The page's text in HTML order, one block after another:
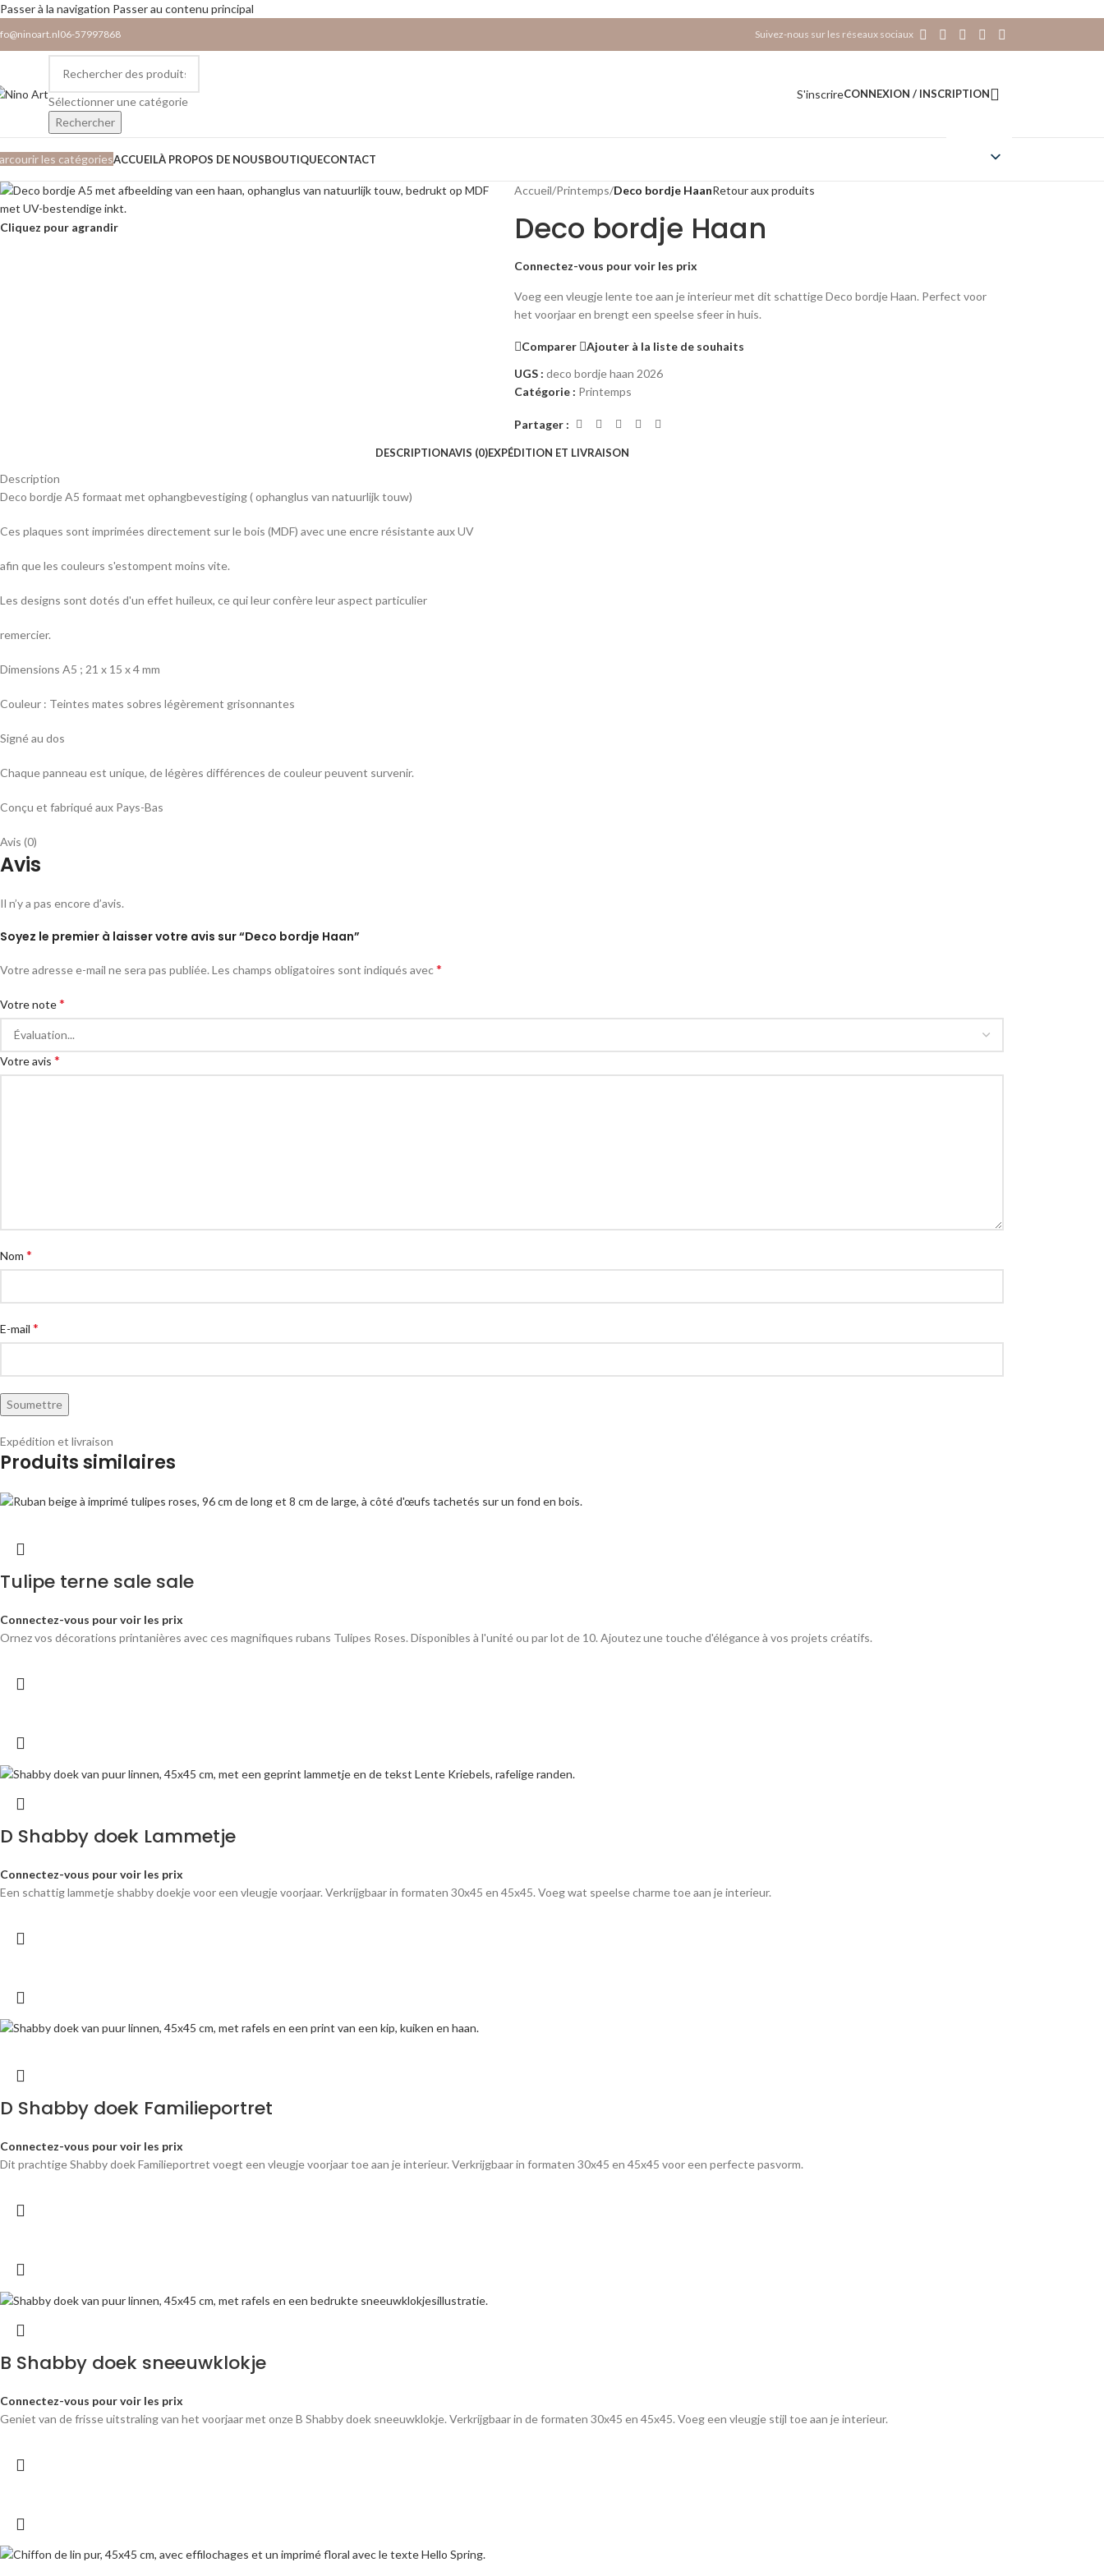
Passer à la navigation Passer au contenu principal
06-57997868 Suivez-nous sur les réseaux sociaux
Sélectionner une catégorie
Rechercher
S'inscrireCONNEXION / INSCRIPTION
les catégoriesACCUEILÀ PROPOS DE NOUSBOUTIQUECONTACT
Cliquez pour agrandir
Accueil/Printemps/Deco bordje HaanRetour aux produits
Deco bordje Haan
Connectez-vous pour voir les prix
Voeg een vleugje lente toe aan je interieur met dit schattige Deco bordje Haan. Perfect voor
het voorjaar en brengt een speelse sfeer in huis.
Comparer
Ajouter à la liste de souhaits
UGS : deco bordje haan 2026
Catégorie : Printemps
Partager :
DESCRIPTIONAVIS (0)EXPÉDITION ET LIVRAISON
Description
Deco bordje A5 formaat met ophangbevestiging ( ophanglus van natuurlijk touw)
Ces plaques sont imprimées directement sur le bois (MDF) avec une encre résistante aux UV
afin que les couleurs s'estompent moins vite.
Les designs sont dotés d'un effet huileux, ce qui leur confère leur aspect particulier
remercier.
Dimensions A5 ; 21 x 15 x 4 mm
Couleur : Teintes mates sobres légèrement grisonnantes
Signé au dos
Chaque panneau est unique, de légères différences de couleur peuvent survenir.
Conçu et fabriqué aux Pays-Bas
Avis (0)
Avis
Il n’y a pas encore d’avis.
Soyez le premier à laisser votre avis sur “Deco bordje Haan”
Votre adresse e-mail ne sera pas publiée. Les champs obligatoires sont indiqués avec*
Votre note*
Votre avis *
Nom *
E-mail *
Expédition et livraison
Produits similaires
Tulipe terne sale sale
Connectez-vous pour voir les prix
Ornez vos décorations printanières avec ces magnifiques rubans Tulipes Roses. Disponibles à l'unité ou par lot de 10. Ajoutez une touche d'élégance à vos projets créatifs.
D Shabby doek Lammetje
Connectez-vous pour voir les prix
Een schattig lammetje shabby doekje voor een vleugje voorjaar. Verkrijgbaar in formaten 30x45 en 45x45. Voeg wat speelse charme toe aan je interieur.
D Shabby doek Familieportret
Connectez-vous pour voir les prix
Dit prachtige Shabby doek Familieportret voegt een vleugje voorjaar toe aan je interieur. Verkrijgbaar in formaten 30x45 en 45x45 voor een perfecte pasvorm.
B Shabby doek sneeuwklokje
Connectez-vous pour voir les prix
Geniet van de frisse uitstraling van het voorjaar met onze B Shabby doek sneeuwklokje. Verkrijgbaar in de formaten 30x45 en 45x45. Voeg een vleugje stijl toe aan je interieur.